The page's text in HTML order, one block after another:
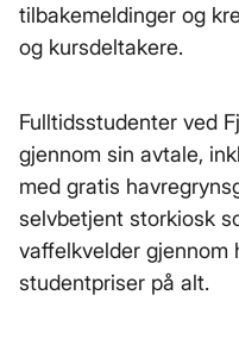
tilbakemeldinger og
og kursdeltakere.
Fulltidsstudenter ved
gjennom sin avtale,
med gratis
selvbetjent storkiosk
vaffelkvelder gjennom
studentpriser på alt.